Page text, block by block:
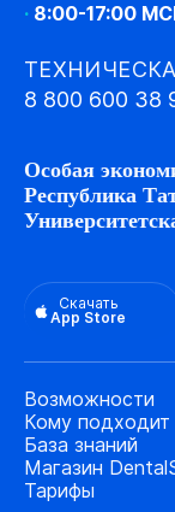
· 8:00-17:00
8 800 600 38
Особая
Республика
Скачать
App Store
Возможности
Кому подходит
База знаний
Магазин
Тарифы